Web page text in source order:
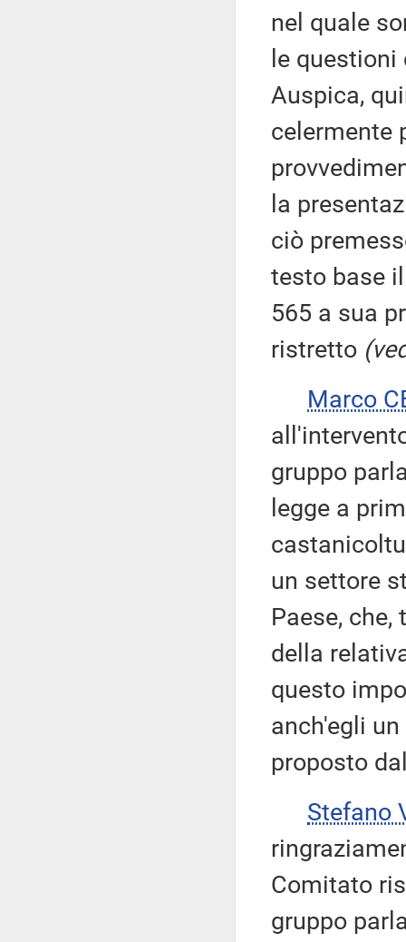
nel quale
le
Auspica,
celermente
la
ciò
testo base
565 a sua
ristretto
Marco
gruppo
legge a
un settore
Paese,
della
questo
anch'egli
proposto
Stefano
Comitato
gruppo